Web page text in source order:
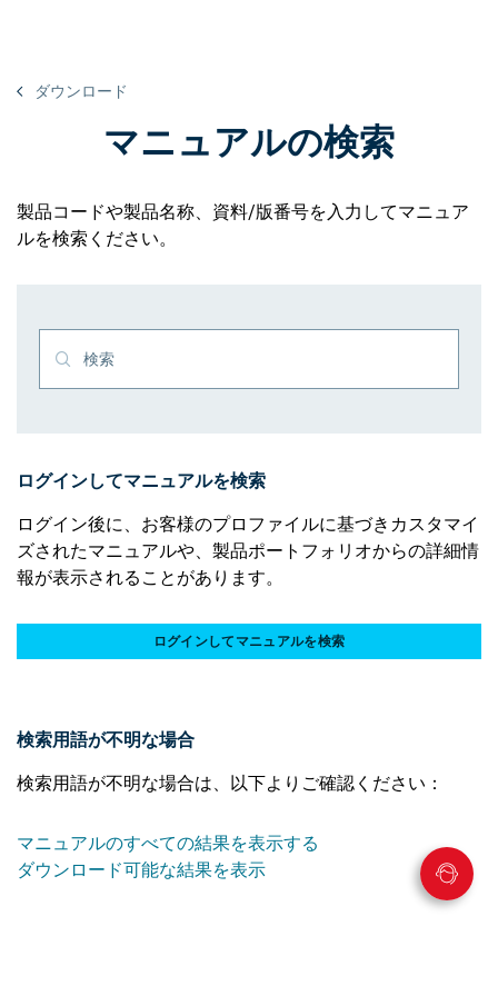
ダウンロード
マニュアルの検索
製品コードや製品名称、資料/版番号を入力してマニュア
ルを検索ください。
検索
ログインしてマニュアルを検索
ログイン後に、お客様のプロファイルに基づきカスタマイ
ズされたマニュアルや、製品ポートフォリオからの詳細情
報が表示されることがあります。
ログインしてマニュアルを検索
検索用語が不明な場合
検索用語が不明な場合は、以下よりご確認ください：
マニュアルのすべての結果を表示する
ダウンロード可能な結果を表示